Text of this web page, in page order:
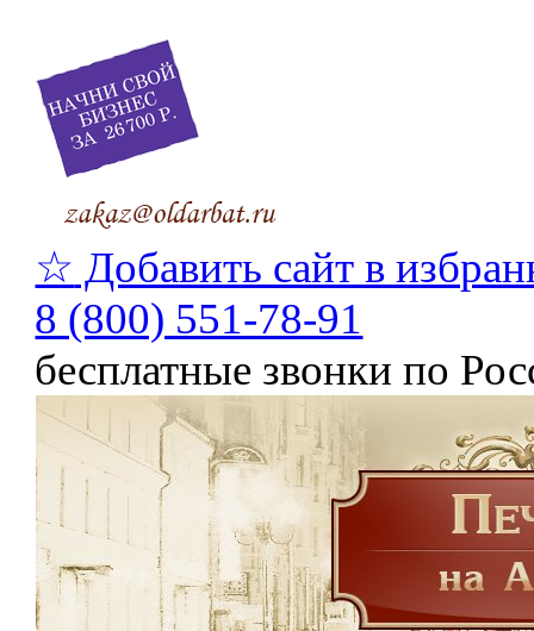
☆ Добавить сайт в
8 (800) 551-78-91
бесплатные звонки по